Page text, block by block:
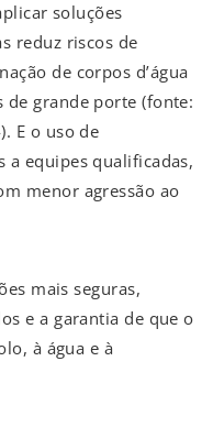
soluções
reduz riscos de
de corpos d’água
grande porte (fonte:
E o uso de
a equipes qualificadas,
menor agressão ao
mais seguras,
e a garantia de que o
à água e à